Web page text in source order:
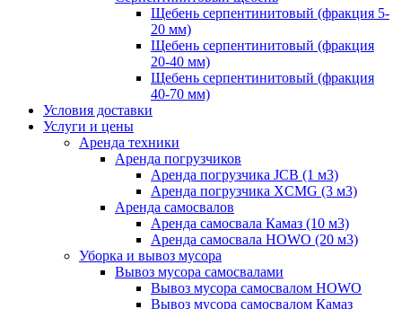
Щебень серпентинитовый (фракция 5-
20 мм)
Щебень серпентинитовый (фракция
20-40 мм)
Щебень серпентинитовый (фракция
40-70 мм)
Условия доставки
Услуги и цены
Аренда техники
Аренда погрузчиков
Аренда погрузчика JCB (1 м3)
Аренда погрузчика XCMG (3 м3)
Аренда самосвалов
Аренда самосвала Камаз (10 м3)
Аренда самосвала HOWO (20 м3)
Уборка и вывоз мусора
Вывоз мусора самосвалами
Вывоз мусора самосвалом HOWO
Вывоз мусора самосвалом Камаз